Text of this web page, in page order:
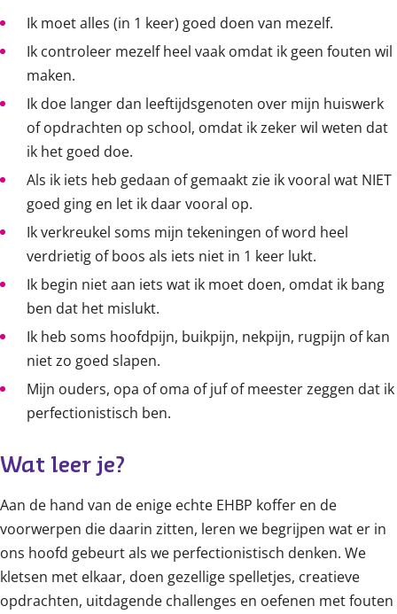
Ik moet alles (in 1 keer) goed doen van mezelf.
Ik controleer mezelf heel vaak omdat ik geen fouten wil
maken.
Ik doe langer dan leeftijdsgenoten over mijn huiswerk
of opdrachten op school, omdat ik zeker wil weten dat
ik het goed doe.
Als ik iets heb gedaan of gemaakt zie ik vooral wat NIET
goed ging en let ik daar vooral op.
Ik verkreukel soms mijn tekeningen of word heel
verdrietig of boos als iets niet in 1 keer lukt.
Ik begin niet aan iets wat ik moet doen, omdat ik bang
ben dat het mislukt.
Ik heb soms hoofdpijn, buikpijn, nekpijn, rugpijn of kan
niet zo goed slapen.
Mijn ouders, opa of oma of juf of meester zeggen dat ik
perfectionistisch ben.
Wat leer je?
Aan de hand van de enige echte EHBP koffer en de
voorwerpen die daarin zitten, leren we begrijpen wat er in
ons hoofd gebeurt als we perfectionistisch denken. We
kletsen met elkaar, doen gezellige spelletjes, creatieve
opdrachten, uitdagende challenges en oefenen met fouten